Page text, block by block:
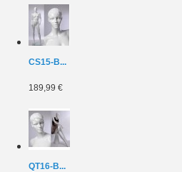
CS15-B...
189,99 €
QT16-B...